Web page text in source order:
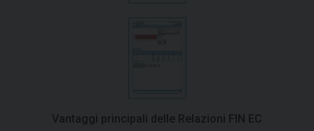
Vantaggi principali delle Relazioni FIN EC